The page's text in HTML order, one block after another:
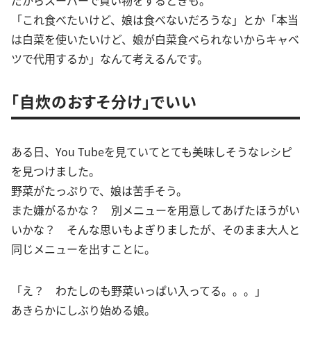
「これ食べたいけど、娘は食べないだろうな」とか「本当
は白菜を使いたいけど、娘が白菜食べられないからキャベ
ツで代用するか」なんて考えるんです。
「自炊のおすそ分け」でいい
ある日、You Tubeを見ていてとても美味しそうなレシピ
を見つけました。
野菜がたっぷりで、娘は苦手そう。
また嫌がるかな？ 別メニューを用意してあげたほうがい
いかな？ そんな思いもよぎりましたが、そのまま大人と
同じメニューを出すことに。
「え？ わたしのも野菜いっぱい入ってる。。。」
あきらかにしぶり始める娘。